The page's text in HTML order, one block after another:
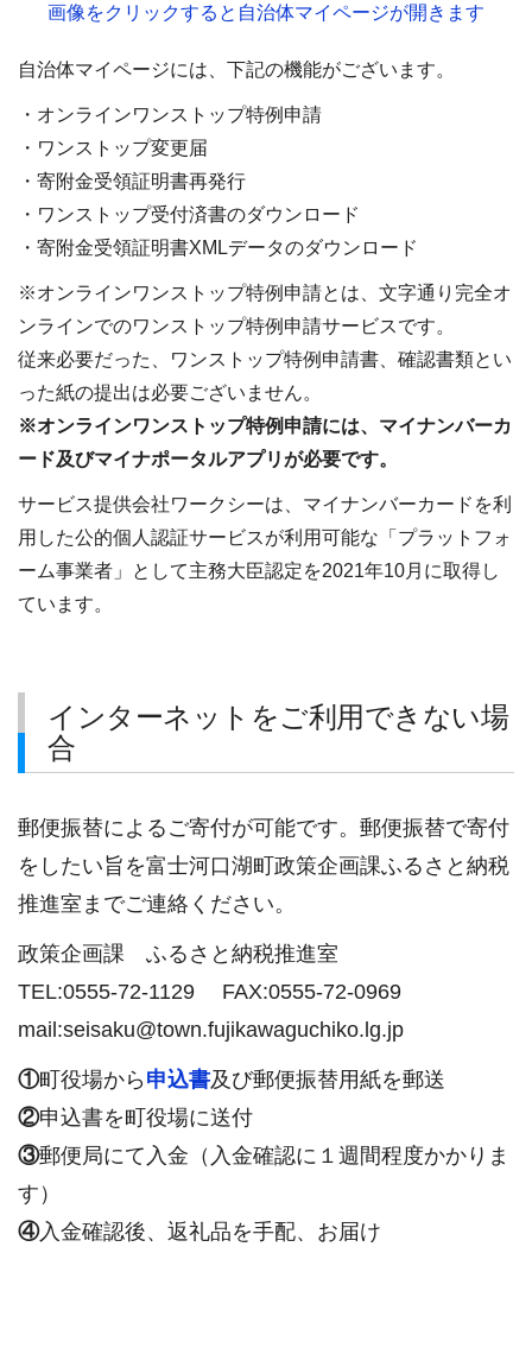
画像をクリックすると自治体マイページが開きます
自治体マイページには、下記の機能がございます。
・オンラインワンストップ特例申請
・ワンストップ変更届
・寄附金受領証明書再発行
・ワンストップ受付済書のダウンロード
・寄附金受領証明書XMLデータのダウンロード
※オンラインワンストップ特例申請とは、文字通り完全オ
ンラインでのワンストップ特例申請サービスです。
従来必要だった、ワンストップ特例申請書、確認書類とい
った紙の提出は必要ございません。
※オンラインワンストップ特例申請には、マイナンバーカ
ード及びマイナポータルアプリが必要です。
サービス提供会社ワークシーは、マイナンバーカードを利
用した公的個人認証サービスが利用可能な「プラットフォ
ーム事業者」として主務大臣認定を2021年10月に取得し
ています。
インターネットをご利用できない場
合
郵便振替によるご寄付が可能です。郵便振替で寄付
をしたい旨を富士河口湖町政策企画課ふるさと納税
推進室までご連絡ください。
政策企画課 ふるさと納税推進室
TEL:0555-72-1129 FAX:0555-72-0969
mail:seisaku@town.fujikawaguchiko.lg.jp
①町役場から 申込書及び郵便振替用紙を郵送
②申込書を町役場に送付
③郵便局にて入金（入金確認に１週間程度かかりま
す）
④入金確認後、返礼品を手配、お届け